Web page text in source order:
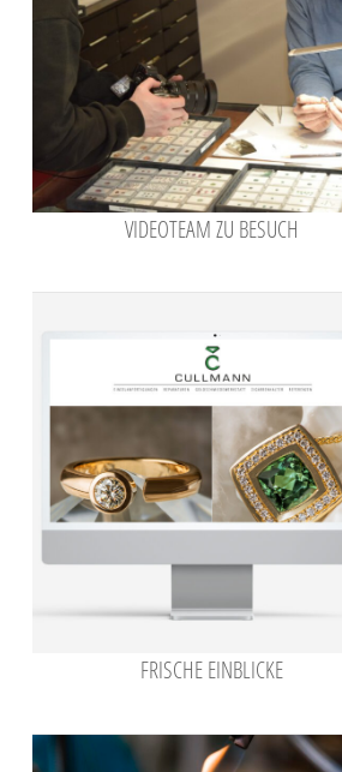
VIDEOTEAM ZU BESUCH
FRISCHE EINBLICKE